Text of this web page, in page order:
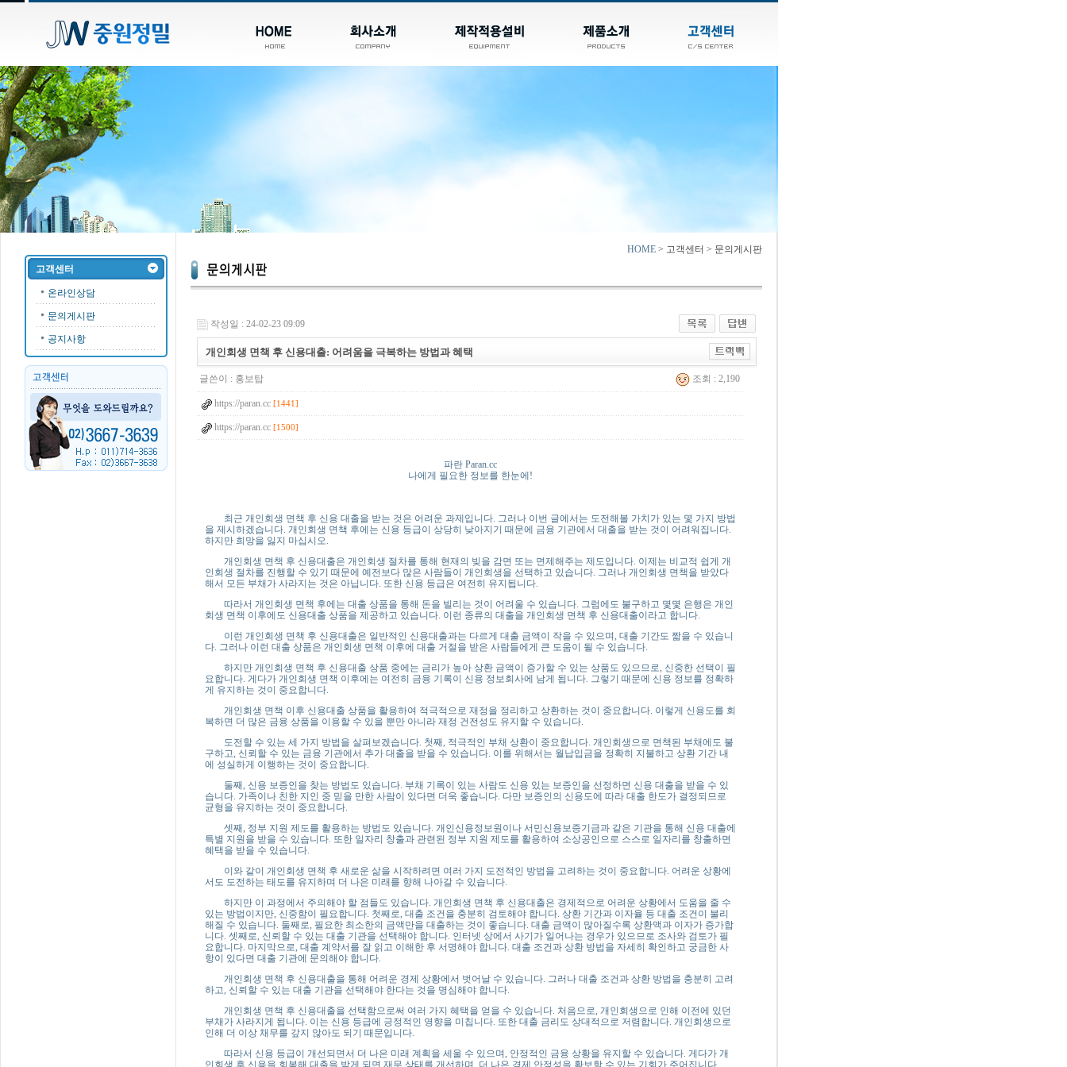
고객센터
온라인상담
문의게시판
공지사항
HOME > 고객센터 > 문의게시판
작성일 : 24-02-23 09:09
개인회생 면책 후 신용대출: 어려움을 극복하는 방법과 혜택
글쓴이 : 홍보탑 조회 : 2,190
https://paran.cc [1441]
https://paran.cc [1500]
파란 Paran.cc
나에게 필요한 정보를 한눈에!
최근 개인회생 면책 후 신용 대출을 받는 것은 어려운 과제입니다. 그러나 이번 글에서는 도전해볼 가치가 있는 몇 가지 방법
을 제시하겠습니다. 개인회생 면책 후에는 신용 등급이 상당히 낮아지기 때문에 금융 기관에서 대출을 받는 것이 어려워집니다.
하지만 희망을 잃지 마십시오.
개인회생 면책 후 신용대출은 개인회생 절차를 통해 현재의 빚을 감면 또는 면제해주는 제도입니다. 이제는 비교적 쉽게 개
인회생 절차를 진행할 수 있기 때문에 예전보다 많은 사람들이 개인회생을 선택하고 있습니다. 그러나 개인회생 면책을 받았다
해서 모든 부채가 사라지는 것은 아닙니다. 또한 신용 등급은 여전히 유지됩니다.
따라서 개인회생 면책 후에는 대출 상품을 통해 돈을 빌리는 것이 어려울 수 있습니다. 그럼에도 불구하고 몇몇 은행은 개인
회생 면책 이후에도 신용대출 상품을 제공하고 있습니다. 이런 종류의 대출을 개인회생 면책 후 신용대출이라고 합니다.
이런 개인회생 면책 후 신용대출은 일반적인 신용대출과는 다르게 대출 금액이 작을 수 있으며, 대출 기간도 짧을 수 있습니
다. 그러나 이런 대출 상품은 개인회생 면책 이후에 대출 거절을 받은 사람들에게 큰 도움이 될 수 있습니다.
하지만 개인회생 면책 후 신용대출 상품 중에는 금리가 높아 상환 금액이 증가할 수 있는 상품도 있으므로, 신중한 선택이 필
요합니다. 게다가 개인회생 면책 이후에는 여전히 금융 기록이 신용 정보회사에 남게 됩니다. 그렇기 때문에 신용 정보를 정확하
게 유지하는 것이 중요합니다.
개인회생 면책 이후 신용대출 상품을 활용하여 적극적으로 재정을 정리하고 상환하는 것이 중요합니다. 이렇게 신용도를 회
복하면 더 많은 금융 상품을 이용할 수 있을 뿐만 아니라 재정 건전성도 유지할 수 있습니다.
도전할 수 있는 세 가지 방법을 살펴보겠습니다. 첫째, 적극적인 부채 상환이 중요합니다. 개인회생으로 면책된 부채에도 불
구하고, 신뢰할 수 있는 금융 기관에서 추가 대출을 받을 수 있습니다. 이를 위해서는 월납입금을 정확히 지불하고 상환 기간 내
에 성실하게 이행하는 것이 중요합니다.
둘째, 신용 보증인을 찾는 방법도 있습니다. 부채 기록이 있는 사람도 신용 있는 보증인을 선정하면 신용 대출을 받을 수 있
습니다. 가족이나 친한 지인 중 믿을 만한 사람이 있다면 더욱 좋습니다. 다만 보증인의 신용도에 따라 대출 한도가 결정되므로
균형을 유지하는 것이 중요합니다.
셋째, 정부 지원 제도를 활용하는 방법도 있습니다. 개인신용정보원이나 서민신용보증기금과 같은 기관을 통해 신용 대출에
특별 지원을 받을 수 있습니다. 또한 일자리 창출과 관련된 정부 지원 제도를 활용하여 소상공인으로 스스로 일자리를 창출하면
혜택을 받을 수 있습니다.
이와 같이 개인회생 면책 후 새로운 삶을 시작하려면 여러 가지 도전적인 방법을 고려하는 것이 중요합니다. 어려운 상황에
서도 도전하는 태도를 유지하며 더 나은 미래를 향해 나아갈 수 있습니다.
하지만 이 과정에서 주의해야 할 점들도 있습니다. 개인회생 면책 후 신용대출은 경제적으로 어려운 상황에서 도움을 줄 수
있는 방법이지만, 신중함이 필요합니다. 첫째로, 대출 조건을 충분히 검토해야 합니다. 상환 기간과 이자율 등 대출 조건이 불리
해질 수 있습니다. 둘째로, 필요한 최소한의 금액만을 대출하는 것이 좋습니다. 대출 금액이 많아질수록 상환액과 이자가 증가합
니다. 셋째로, 신뢰할 수 있는 대출 기관을 선택해야 합니다. 인터넷 상에서 사기가 일어나는 경우가 있으므로 조사와 검토가 필
요합니다. 마지막으로, 대출 계약서를 잘 읽고 이해한 후 서명해야 합니다. 대출 조건과 상환 방법을 자세히 확인하고 궁금한 사
항이 있다면 대출 기관에 문의해야 합니다.
개인회생 면책 후 신용대출을 통해 어려운 경제 상황에서 벗어날 수 있습니다. 그러나 대출 조건과 상환 방법을 충분히 고려
하고, 신뢰할 수 있는 대출 기관을 선택해야 한다는 것을 명심해야 합니다.
개인회생 면책 후 신용대출을 선택함으로써 여러 가지 혜택을 얻을 수 있습니다. 처음으로, 개인회생으로 인해 이전에 있던
부채가 사라지게 됩니다. 이는 신용 등급에 긍정적인 영향을 미칩니다. 또한 대출 금리도 상대적으로 저렴합니다. 개인회생으로
인해 더 이상 채무를 갚지 않아도 되기 때문입니다.
따라서 신용 등급이 개선되면서 더 나은 미래 계획을 세울 수 있으며, 안정적인 금융 상황을 유지할 수 있습니다. 게다가 개
인회생 후 신용을 회복해 대출을 받게 되면 재무 상태를 개선하며, 더 나은 경제 안정성을 확보할 수 있는 기회가 주어집니다.